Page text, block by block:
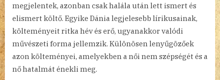
megjelentek, azonban csak halála után lett ismert és
elismert költő. Egyike Dánia legjelesebb lírikusainak,
költeményeit ritka hév és erő, ugyanakkor valódi
művészeti forma jellemzik. Különösen lenyűgözőek
azon költeményei, amelyekben a női nem szépségét és a
nő hatalmát énekli meg.